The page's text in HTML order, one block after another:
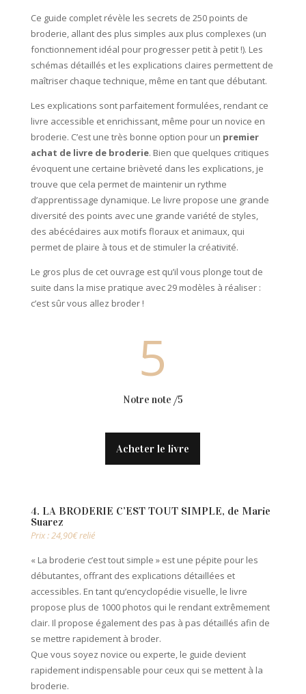
Ce guide complet révèle les secrets de 250 points de
broderie, allant des plus simples aux plus complexes (un
fonctionnement idéal pour progresser petit à petit !). Les
schémas détaillés et les explications claires permettent de
maîtriser chaque technique, même en tant que débutant.
Les explications sont parfaitement formulées, rendant ce
livre accessible et enrichissant, même pour un novice en
broderie. C’est une très bonne option pour un premier
achat de livre de broderie. Bien que quelques critiques
évoquent une certaine brièveté dans les explications, je
trouve que cela permet de maintenir un rythme
d’apprentissage dynamique. Le livre propose une grande
diversité des points avec une grande variété de styles,
des abécédaires aux motifs floraux et animaux, qui
permet de plaire à tous et de stimuler la créativité.
Le gros plus de cet ouvrage est qu’il vous plonge tout de
suite dans la mise pratique avec 29 modèles à réaliser :
c’est sûr vous allez broder !
5
Notre note /5
Acheter le livre
4. LA BRODERIE C’EST TOUT SIMPLE, de Marie
Suarez
Prix : 24,90€ relié
« La broderie c’est tout simple » est une pépite pour les
débutantes, offrant des explications détaillées et
accessibles. En tant qu’encyclopédie visuelle, le livre
propose plus de 1000 photos qui le rendant extrêmement
clair. Il propose également des pas à pas détaillés afin de
se mettre rapidement à broder.
Que vous soyez novice ou experte, le guide devient
rapidement indispensable pour ceux qui se mettent à la
broderie.